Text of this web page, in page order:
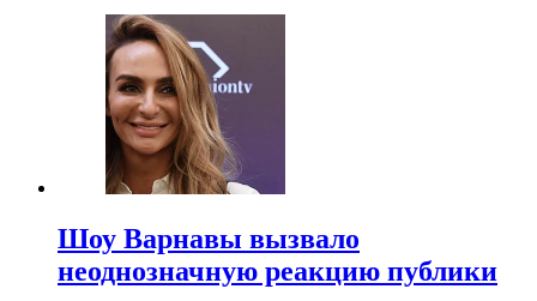
Шоу Варнавы вызвало
неоднозначную реакцию публики